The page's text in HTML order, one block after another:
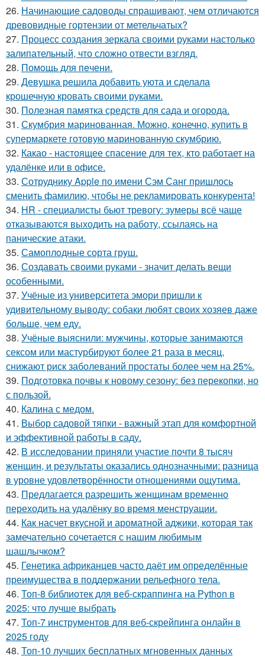
26. Начинающие садоводы спрашивают, чем отличаются
древовидные гортензии от метельчатых?
27. Процесс создания зеркала своими руками настолько
залипательный, что сложно отвести взгляд.
28. Помoщь для пeчени.
29. Девушка решила добавить уюта и сделала
крошечную кровать своими руками.
30. Полезная памятка средств для сада и огорода.
31. Скумбрия маринованная. Можно, конечно, купить в
супермаркете готовую маринованную скумбрию.
32. Какао - настоящее спасение для тех, кто работает на
удалёнке или в офисе.
33. Сотруднику Apple по имени Сэм Санг пришлось
сменить фамилию, чтобы не рекламировать конкурента!
34. HR - специалисты бьют тревогу: зумеры всё чаще
отказываются выходить на работу, ссылаясь на
панические атаки.
35. Самоплoдные сорта грyш.
36. Создавать своими руками - значит делать вещи
особенными.
37. Учёные из университета эмори пришли к
удивительному выводу: собаки любят своих хозяев даже
больше, чем еду.
38. Учёные выяснили: мужчины, которые занимаются
сексом или мастурбируют более 21 раза в месяц,
снижают риск заболеваний простаты более чем на 25%.
39. Подготовка почвы к новому сезону: без перекопки, но
с пользой.
40. Калина с медом.
41. Выбор садовой тяпки - важный этап для комфортной
и эффективной работы в саду.
42. В исследовании приняли участие почти 8 тысяч
женщин, и результаты оказались однозначными: разница
в уровне удовлетворённости отношениями ощутима.
43. Предлагается разрешить женщинам временно
переходить на удалёнку во время менструации.
44. Как насчет вкусной и ароматной аджики, которая так
замечательно сочетается с нашим любимым
шашлычком?
45. Генетика африканцев часто даёт им определённые
преимущества в поддержании рельефного тела.
46. Топ-8 библиотек для веб-скраппинга на Python в
2025: что лучше выбрать
47. Топ-7 инструментов для веб-скрейпинга онлайн в
2025 году
48. Топ-10 лучших бесплатных мгновенных данных